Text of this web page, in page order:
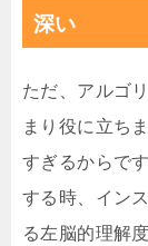
深い
ただ、アルゴ
まり役に立ち
すぎるからで
する時、イン
る左脳的理解